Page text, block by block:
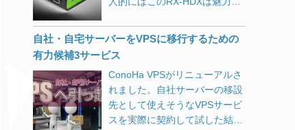
KB4103721という更新プログラ
最悪。 KB4103721 Intel SSD
600p / Pro 6000pシリーズを搭
なる問題。 Microsoftからの情
報 東芝BG3シリーズを搭載した
デバイスでバッテリー残量表示
が正常に表示されない問題。
万円強で、見た目も派手さもい
い感じです。 ※提灯記事やステ
マではありません。先日Google
AdSenseも外しました。 そう
いえば、パソコンを複数台揃え
る必要がある学校等において、
少しでも経費を削減しようとシ
自社・自宅サーバーをVPSに移行するための
有力候補3サービス
ConoHa VPSがリニューアルさ
れました。自社サーバーの移設
先として使えそうなVPSサービ
スを実際に契約して試した結果